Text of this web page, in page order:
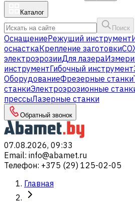
Каталог
Поиск
ОснащениеРежущий инструмент
оснасткаКрепление заготовки
электроэрозииДля лазера
инструментГибочный инструмент
ОборудованиеФрезерные станки
станкиЭлектроэрозионные
прессыЛазерные станки
Обратный звонок
07.08.2026, 09:33
Email: info@abamet.ru
Телефон: +375 (29) 125-02-05
Главная